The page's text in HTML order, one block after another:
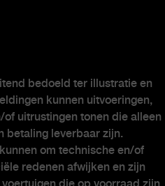
wagens
bedoeld ter illustratie en
kunnen uitvoeringen,
uitrustingen tonen die alleen
betaling leverbaar zijn.
om technische en/of
redenen afwijken en zijn